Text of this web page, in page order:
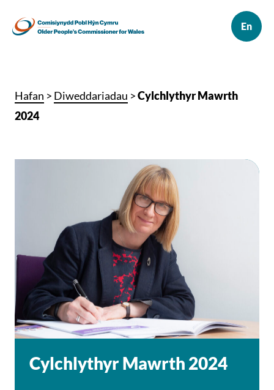
Hafan > Diweddariadau >Cylchlythyr Mawrth
2024
Cylchlythyr Mawrth 2024